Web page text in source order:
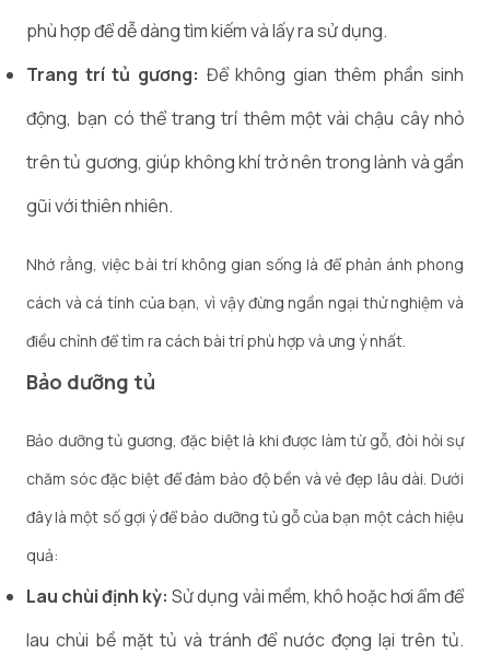
phù hợp để dễ dàng tìm kiếm và lấy ra sử dụng.
Trang trí tủ gương: Để không gian thêm phần sinh
động, bạn có thể trang trí thêm một vài chậu cây nhỏ
trên tủ gương, giúp không khí trở nên trong lành và gần
gũi với thiên nhiên.
Nhớ rằng, việc bài trí không gian sống là để phản ánh phong
cách và cá tính của bạn, vì vậy đừng ngần ngại thử nghiệm và
điều chỉnh để tìm ra cách bài trí phù hợp và ưng ý nhất.
Bảo dưỡng tủ
Bảo dưỡng tủ gương, đặc biệt là khi được làm từ gỗ, đòi hỏi sự
chăm sóc đặc biệt để đảm bảo độ bền và vẻ đẹp lâu dài. Dưới
đây là một số gợi ý để bảo dưỡng tủ gỗ của bạn một cách hiệu
quả:
Lau chùi định kỳ: Sử dụng vải mềm, khô hoặc hơi ẩm để
lau chùi bề mặt tủ và tránh để nước đọng lại trên tủ.